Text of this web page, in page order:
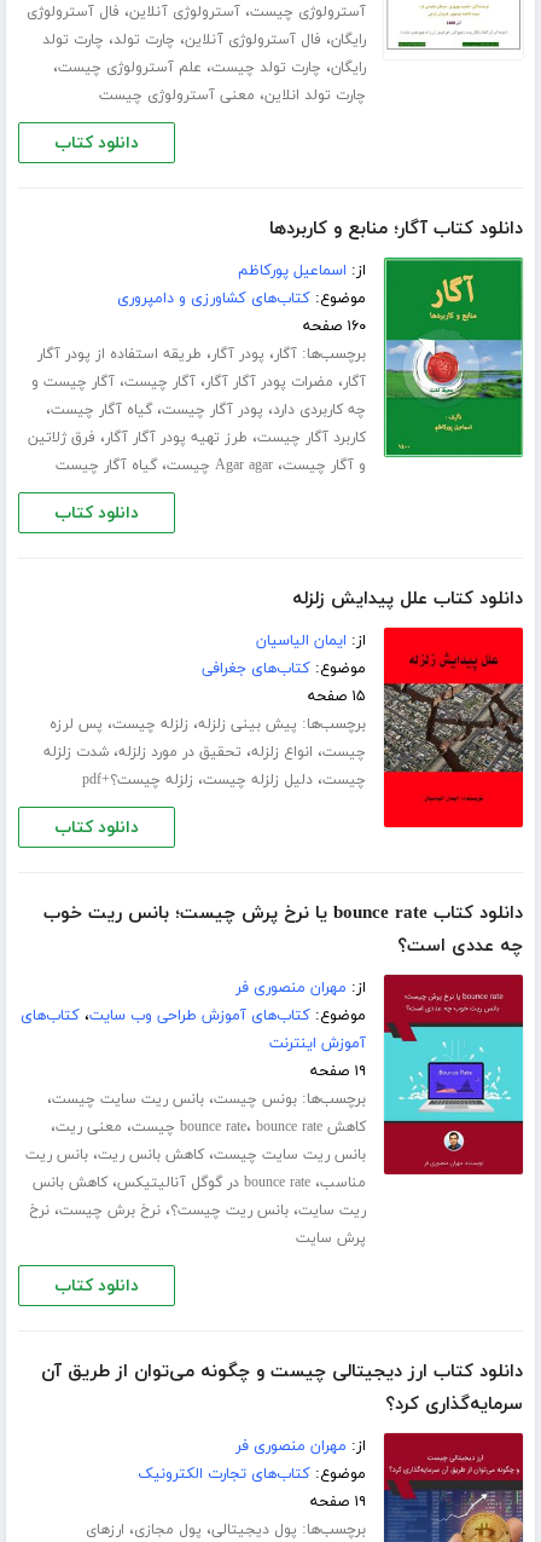
آسترولوژی چیست،آسترولوژی آنلاین، فال آسترولوژی
رایگان، فال آسترولوژی آنلاین، چارت تولد، چارت تولد
رایگان، چارت تولد چیست، علم آسترولوژی چیست،
چارت تولد انلاین، معنی آسترولوژی چیست
دانلود کتاب
دانلود کتاب آگار؛ منابع و کاربردها
از: اسماعیل پورکاظم
موضوع:کتاب‌های کشاورزی و دامپروری
۱۶۰ صفحه
برچسب‌ها:آگار، پودر آگار، طریقه استفاده از پودر آگار
آگار، مضرات پودر آگار آگار،آگار چیست،آگار چیست و
چه کاربردی دارد، پودر آگار چیست،گیاه آگار چیست،
کاربرد آگار چیست، طرز تهیه پودر آگار آگار، فرق ژلاتین
و آگار چیست،Agar agar چیست ،گیاه آگار چیست
دانلود کتاب
دانلود کتاب علل پیدایش زلزله
از: ایمان الیاسیان
موضوع:کتاب‌های جغرافی
۱۵ صفحه
برچسب‌ها: پیش بینی زلزله، زلزله چیست، پس لرزه
چیست، انواع زلزله، تحقیق در مورد زلزله،شدت زلزله
چیست،دلیل زلزله چیست، زلزله چیست؟+pdf
دانلود کتاب
دانلود کتاب bounce rate یا نرخ پرش چیست؛ بانس ریت خوب
چه عددی است؟
از: مهران منصوری فر
موضوع:کتاب‌های آموزش طراحی وب سایت،کتاب‌های
آموزش اینترنت
۱۹ صفحه
برچسب‌ها:بونس چیست،بانس ریت سایت چیست،
کاهش bounce rate ، bounce rate چیست ، معنی ریت،
بانس ریت سایت چیست،کاهش بانس ریت،بانس ریت
مناسب،bounce rate در گوگل آنالیتیکس ،کاهش بانس
ریت سایت،بانس ریت چیست؟،نرخ برش چیست،نرخ
پرش سایت
دانلود کتاب
دانلود کتاب ارز دیجیتالی چیست و چگونه می‌توان از طریق آن
سرمایه‌گذاری کرد؟
از: مهران منصوری فر
موضوع:کتاب‌های تجارت الکترونیک
۱۹ صفحه
برچسب‌ها: پول دیجیتالی، پول مجازی، ارزهای